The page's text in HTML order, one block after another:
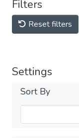
Filters
Reset filters
Settings
Sort By